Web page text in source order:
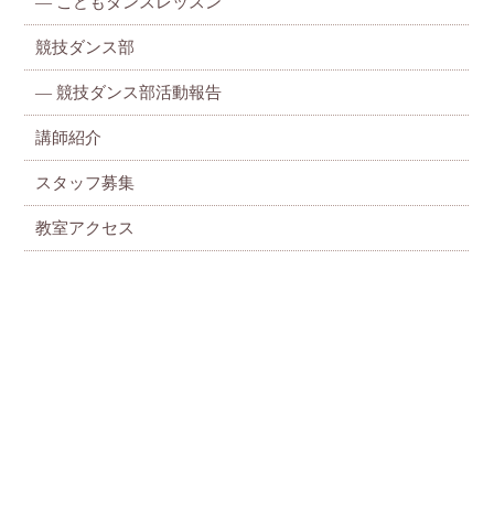
競技ダンス部
— 競技ダンス部活動報告
講師紹介
スタッフ募集
教室アクセス